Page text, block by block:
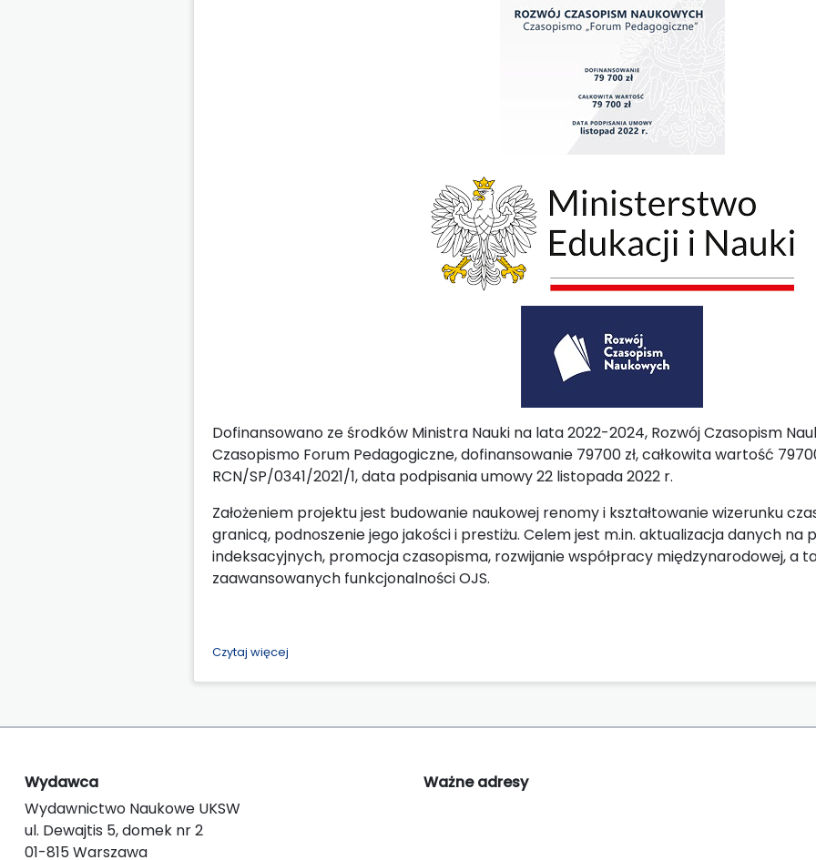
Dofinansowano ze środków Ministra Nauki na lata 2022-2024, Rozwój Czasopism
Czasopismo Forum Pedagogiczne, dofinansowanie 79700 zł, całkowita wartość
RCN/SP/0341/2021/1, data podpisania umowy 22 listopada 2022 r.
Założeniem projektu jest budowanie naukowej renomy i kształtowanie wizerunku
granicą, podnoszenie jego jakości i prestiżu. Celem jest m.in. aktualizacja danych
indeksacyjnych, promocja czasopisma, rozwijanie współpracy międzynarodowej, a
zaawansowanych funkcjonalności OJS.
Czytaj więcej
Wydawca
Wydawnictwo Naukowe UKSW
ul. Dewajtis 5, domek nr 2
01-815 Warszawa
Ważne adresy